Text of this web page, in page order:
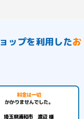
ップを利用したお
料金は一切
かかりませんでした。
埼玉県浦和市 渡辺 様